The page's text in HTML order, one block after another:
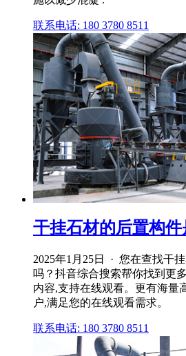
联系电话: 180 3780 8511
干挂石材的后置构
2025年1月25日 · 您在查找干
吗？抖音综合搜索帮你找到更
内容,支持在线观看。更有海量
户,满足您的在线观看需求。
联系电话: 180 3780 8511